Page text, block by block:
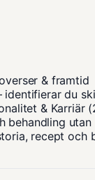
& framtid
identifierar du
& Karriär
behandling
recept och